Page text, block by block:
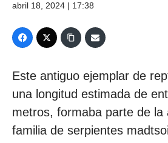
abril 18, 2024 | 17:38
Este antiguo ejemplar de
una longitud estimada de
metros, formaba parte de la
familia de serpientes